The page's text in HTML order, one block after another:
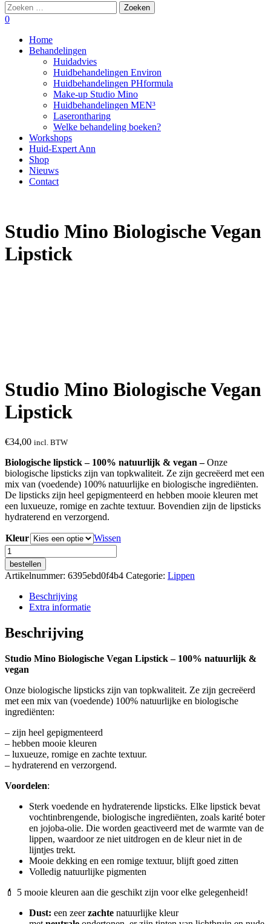
Zoeken
naar:
0
Home
Behandelingen
Huidadvies
Huidbehandelingen Environ
Huidbehandelingen PHformula
Make-up Studio Mino
Huidbehandelingen MEN³
Laserontharing
Welke behandeling boeken?
Workshops
Huid-Expert Ann
Shop
Nieuws
Contact
Studio Mino Biologische Vegan
Lipstick
Studio Mino Biologische Vegan
Lipstick
€34,00 incl. BTW
Biologische lipstick – 100% natuurlijk & vegan –Onze
biologische lipsticks zijn van topkwaliteit. Ze zijn gecreëerd met een
mix van (voedende) 100% natuurlijke en biologische ingrediënten.
De lipsticks zijn heel gepigmenteerd en hebben mooie kleuren met
een luxueuze, romige en zachte textuur. Bovendien zijn de lipsticks
hydraterend en verzorgend.
Kleur
Wissen
Studio
Mino
Biologische
Vegan
Lipstick
aantal
bestellen
Artikelnummer: 6395ebd0f4b4 Categorie: Lippen
Beschrijving
Extra informatie
Beschrijving
Studio Mino Biologische Vegan Lipstick – 100% natuurlijk &
vegan
Onze biologische lipsticks zijn van topkwaliteit. Ze zijn gecreëerd
met een mix van (voedende) 100% natuurlijke en biologische
ingrediënten:
– zijn heel gepigmenteerd
– hebben mooie kleuren
– luxueuze, romige en zachte textuur.
– hydraterend en verzorgend.
Voordelen:
Sterk voedende en hydraterende lipsticks. Elke lipstick bevat
vochtinbrengende, biologische ingrediënten, zoals karité boter
en jojoba-olie. Die worden geactiveerd met de warmte van de
lippen, waardoor ze niet uitdrogen en de kleur niet in de
lijntjes trekt.
Mooie dekking en een romige textuur, blijft goed zitten
Volledig natuurlijke pigmenten
💄 5 mooie kleuren aan die geschikt zijn voor elke gelegenheid!
Dust: een zeerzachte natuurlijke kleur